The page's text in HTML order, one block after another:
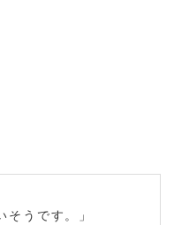
うです。」